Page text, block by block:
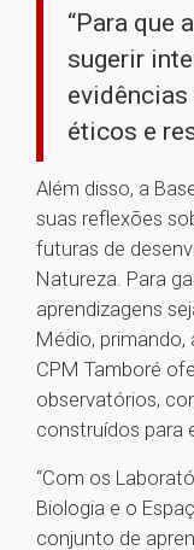
“Para que
sugerir
éticos e
Além disso, a
suas reflexões
futuras de
Natureza. Para
aprendizagens
Médio, primando,
CPM Tamboré
observatórios,
construídos para
“Com os
Biologia e o
conjunto de